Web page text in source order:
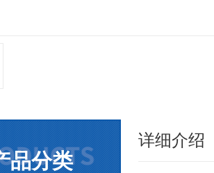
品分类
详细介绍